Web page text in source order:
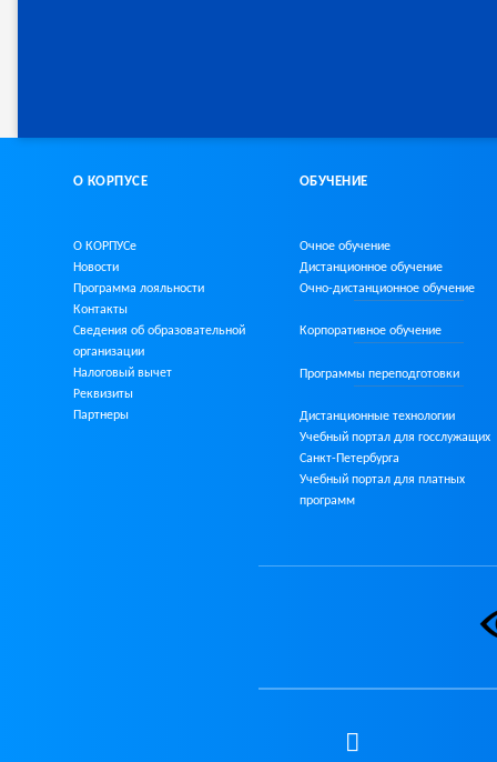
О КОРПУСЕ
О КОРПУСе
Новости
Программа лояльности
Контакты
Сведения об образовательной
организации
Налоговый вычет
Реквизиты
Партнеры
ОБУЧЕНИЕ
Очное обучение
Дистанционное обучение
Очно-дистанционноеобучение
Корпоративное обучение
Программы переподготовки
Дистанционные технологии
Учебный портал для госслужащих
Санкт-Петербурга
Учебный портал для платных
программ